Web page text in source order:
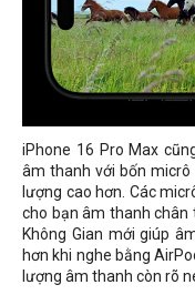
iPhone 16 Pro Max
âm thanh với bốn
lượng cao hơn. Các
cho bạn âm thanh chân
Không Gian mới giúp
hơn khi nghe bằng
lượng âm thanh còn rõ